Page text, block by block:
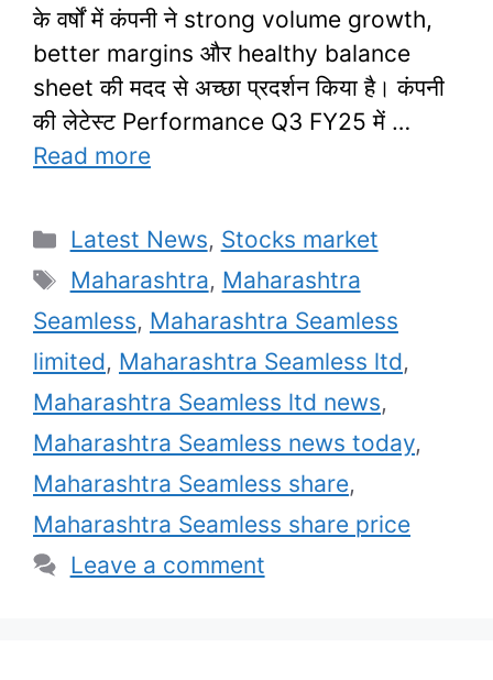
के वर्षों में कंपनी ने strong volume growth,
better margins और healthy balance
sheet की मदद से अच्छा प्रदर्शन किया है। कंपनी
की लेटेस्ट Performance Q3 FY25 में …
Read more
Categories
Latest News, Stocks market
Tags
Maharashtra, Maharashtra
Seamless, Maharashtra Seamless
limited, Maharashtra Seamless ltd,
Maharashtra Seamless ltd news,
Maharashtra Seamless news today,
Maharashtra Seamless share,
Maharashtra Seamless share price
Leave a comment